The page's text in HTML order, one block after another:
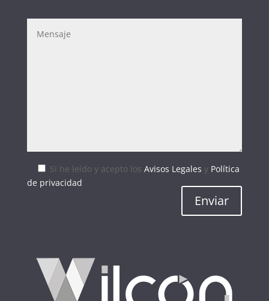
Si he leído y acepto los Avisos Legales y Política
de privacidad